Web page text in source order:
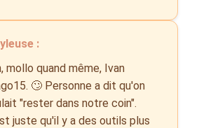
:
mollo quand même, Ivan
🙄 Personne a dit qu'on
"rester dans notre coin".
juste qu'il y a des outils plus